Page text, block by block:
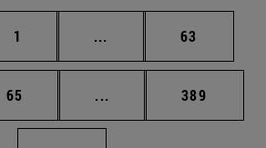
Página
1 ... Páginas intermedias
Página
63
Página
65 ... Páginas intermedias
Página
389